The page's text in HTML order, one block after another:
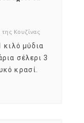
της Κουζίνας
κιλό μύδια
σέλερι 3
κρασί.